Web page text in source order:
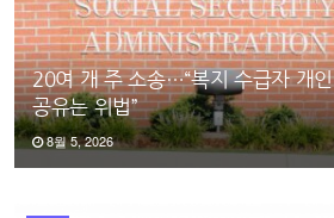
20여 개 주 소송…“복지 수급자 개
공유는 위법”
8월 5, 2026